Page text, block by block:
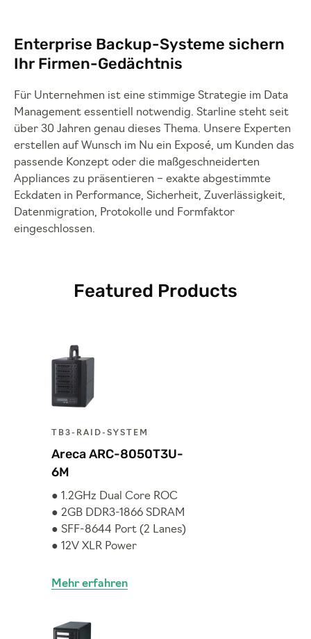
Enterprise Backup-Systeme sichern
Ihr Firmen-Gedächtnis
Für Unternehmen ist eine stimmige Strategie im Data
Management essentiell notwendig. Starline steht seit
über 30 Jahren genau dieses Thema. Unsere Experten
erstellen auf Wunsch im Nu ein Exposé, um Kunden das
passende Konzept oder die maßgeschneiderten
Appliances zu präsentieren – exakte abgestimmte
Eckdaten in Performance, Sicherheit, Zuverlässigkeit,
Datenmigration, Protokolle und Formfaktor
eingeschlossen.
Featured Products
TB3-RAID-SYSTEM
Areca ARC-8050T3U-
6M
● 1.2GHz Dual Core ROC
● 2GB DDR3-1866 SDRAM
● SFF-8644 Port (2 Lanes)
● 12V XLR Power
Mehr erfahren